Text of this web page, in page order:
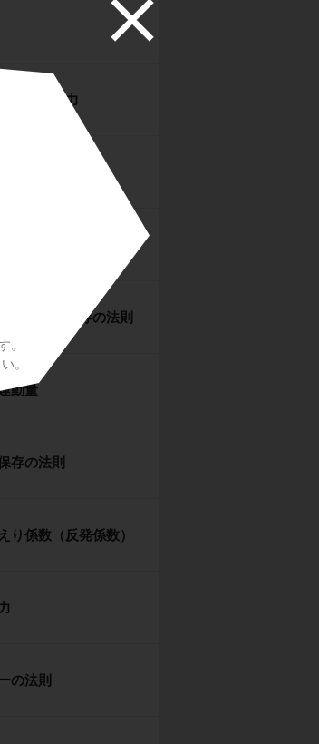
。
。
気の抵抗力
ネルギー保存の法則
動量
存の法則
り係数（反発係数）
の法則